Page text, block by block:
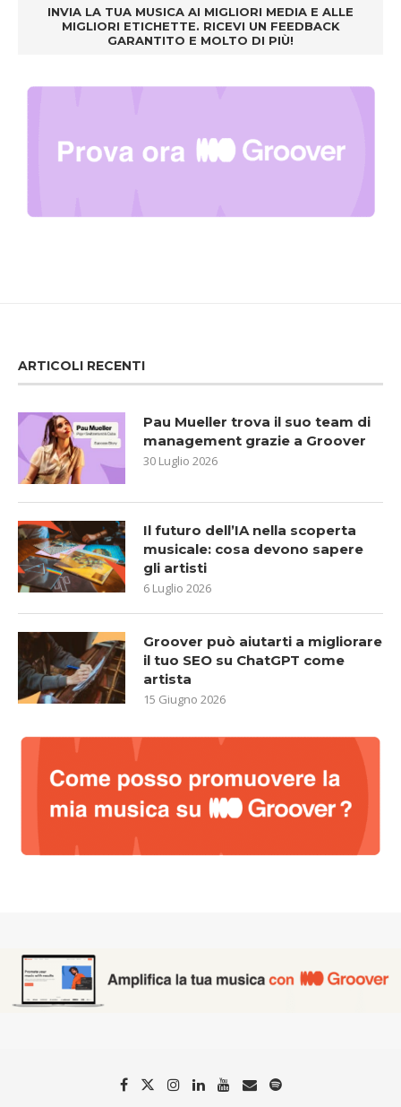
INVIA LA TUA MUSICA AI MIGLIORI MEDIA E ALLE
MIGLIORI ETICHETTE. RICEVI UN FEEDBACK
GARANTITO E MOLTO DI PIÙ!
ARTICOLI RECENTI
Pau Mueller trova il suo team di
management grazie a Groover
30 Luglio 2026
Il futuro dell’IA nella scoperta
musicale: cosa devono sapere
gli artisti
6 Luglio 2026
Groover può aiutarti a migliorare
il tuo SEO su ChatGPT come
artista
15 Giugno 2026